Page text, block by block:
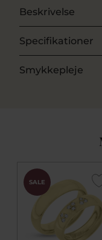
Beskrivelse
Specifikationer
Smykkepleje
SALE